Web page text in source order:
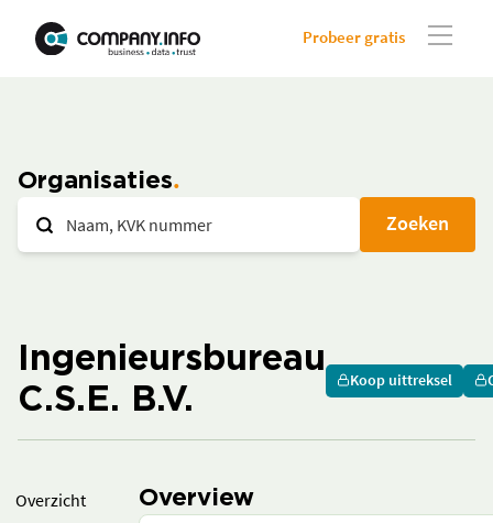
Probeer gratis
Organisaties
Zoeken
Ingenieursbureau
C.S.E. B.V.
Koop uittreksel
Overzicht
Overview